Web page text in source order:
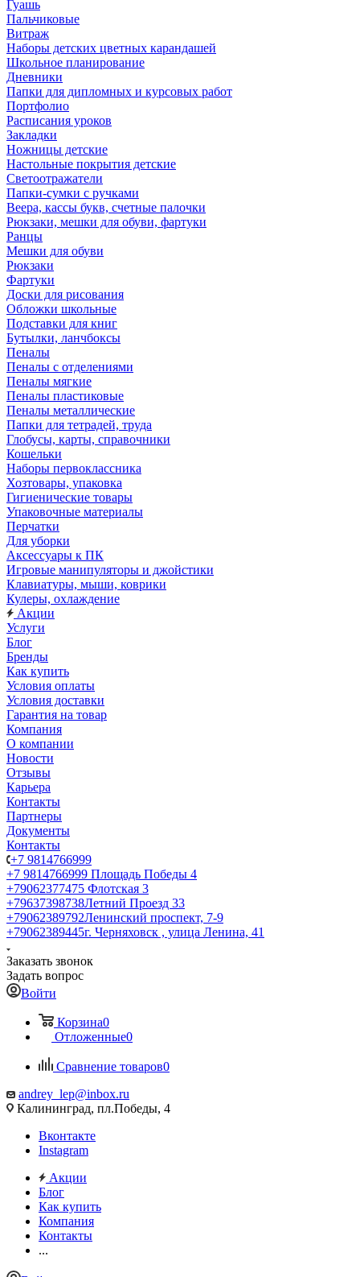
Гуашь
Пальчиковые
Витраж
Наборы детских цветных карандашей
Школьное планирование
Дневники
Папки для дипломных и курсовых работ
Портфолио
Расписания уроков
Закладки
Ножницы детские
Настольные покрытия детские
Светоотражатели
Папки-сумки с ручками
Веера, кассы букв, счетные палочки
Рюкзаки, мешки для обуви, фартуки
Ранцы
Мешки для обуви
Рюкзаки
Фартуки
Доски для рисования
Обложки школьные
Подставки для книг
Бутылки, ланчбоксы
Пеналы
Пеналы с отделениями
Пеналы мягкие
Пеналы пластиковые
Пеналы металлические
Папки для тетрадей, труда
Глобусы, карты, справочники
Кошельки
Наборы первоклассника
Хозтовары, упаковка
Гигиенические товары
Упаковочные материалы
Перчатки
Для уборки
Аксессуары к ПК
Игровые манипуляторы и джойстики
Клавиатуры, мыши, коврики
Кулеры, охлаждение
Акции
Услуги
Блог
Бренды
Как купить
Условия оплаты
Условия доставки
Гарантия на товар
Компания
О компании
Новости
Отзывы
Карьера
Контакты
Партнеры
Документы
Контакты
+7 9814766999
+7 9814766999 Площадь Победы 4
+79062377475 Флотская 3
+79637398738Летний Проезд 33
+79062389792Ленинский проспект, 7-9
+79062389445г. Черняховск , улица Ленина, 41
Заказать звонок
Задать вопрос
Войти
Корзина0
Отложенные0
Сравнение товаров0
andrey_lep@inbox.ru
Калининград, пл.Победы, 4
Вконтакте
Instagram
Акции
Блог
Как купить
Компания
Контакты
...